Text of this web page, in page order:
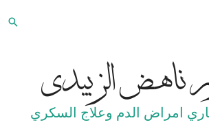
ناهض الزبيدي
امراض الدم وعلاج السكري